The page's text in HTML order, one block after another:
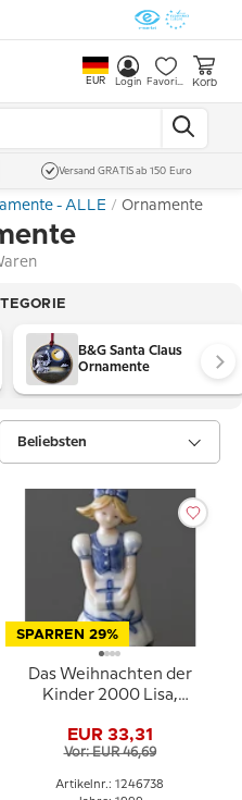
EUR Login Favoriten Korb
Versand GRATIS ab 150 Euro
- ALLE Ornamente
B&G Santa Claus
Ornamente
Beliebsten
SPARREN 29%
Das Weihnachten der
Kinder 2000 Lisa,
Mädchen mit Geschenk,
Royal Copenhagen
EUR 33,31
Vor: EUR 46,69
Artikelnr.: 1246738